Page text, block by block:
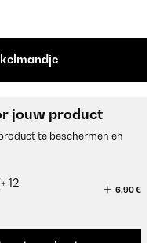
jouw product
te beschermen en
12
6,90 €